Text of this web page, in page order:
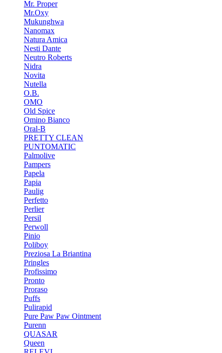
Mr. Proper
Mr.Oxy
Mukunghwa
Nanomax
Natura Amica
Nesti Dante
Neutro Roberts
Nidra
Novita
Nutella
O.B.
OMO
Old Spice
Omino Bianco
Oral-B
PRETTY CLEAN
PUNTOMATIC
Palmolive
Pampers
Papela
Papia
Paulig
Perfetto
Perlier
Persil
Perwoll
Pinio
Poliboy
Preziosa La Briantina
Pringles
Profissimo
Pronto
Proraso
Puffs
Pulirapid
Pure Paw Paw Ointment
Purenn
QUASAR
Queen